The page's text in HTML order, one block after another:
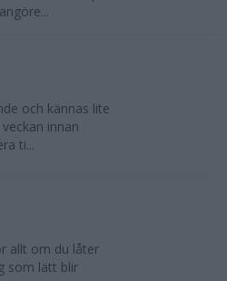
och kännas lite
innan
ti...
allt om du låter
som lätt blir